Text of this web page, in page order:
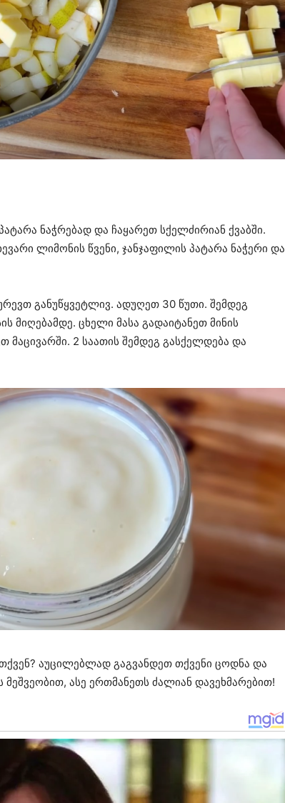
ნაჭრებად და ჩაყარეთ სქელძირიან ქვაბში.
ლიმონის წვენი, ჯანჯაფილის პატარა ნაჭერი და
განუწყვეტლივ. ადუღეთ 30 წუთი. შემდეგ
მიღებამდე. ცხელი მასა გადაიტანეთ მინის
2 საათის შემდეგ გასქელდება და
აუცილებლად გაგვანდეთ თქვენი ცოდნა და
ასე ერთმანეთს ძალიან დავეხმარებით!